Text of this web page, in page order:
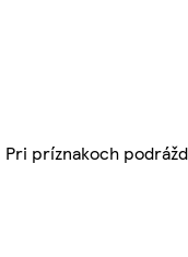
Pri príznakoch